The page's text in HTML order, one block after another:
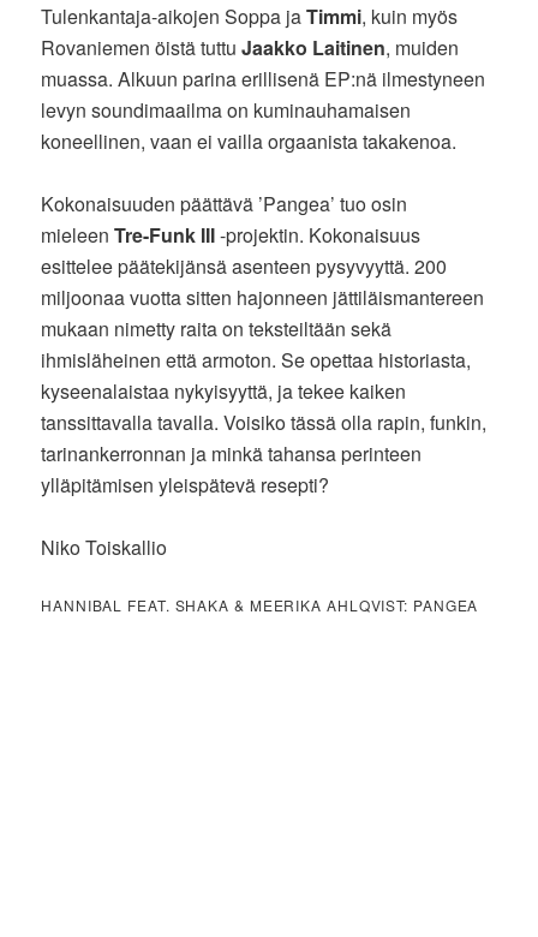
Tulenkantaja-aikojen Soppa jaTimmi, kuin myös
Rovaniemen öistä tuttuJaakko Laitinen, muiden
muassa. Alkuun parina erillisenä EP:nä ilmestyneen
levyn soundimaailma on kuminauhamaisen
koneellinen, vaan ei vailla orgaanista takakenoa.
Kokonaisuuden päättävä ’Pangea’ tuo osin
mieleenTre-Funk III-projektin. Kokonaisuus
esittelee päätekijänsä asenteen pysyvyyttä. 200
miljoonaa vuotta sitten hajonneen jättiläismantereen
mukaan nimetty raita on teksteiltään sekä
ihmisläheinen että armoton. Se opettaa historiasta,
kyseenalaistaa nykyisyyttä, ja tekee kaiken
tanssittavalla tavalla. Voisiko tässä olla rapin, funkin,
tarinankerronnan ja minkä tahansa perinteen
ylläpitämisen yleispätevä resepti?
Niko Toiskallio
HANNIBAL FEAT. SHAKA & MEERIKA AHLQVIST: PANGEA